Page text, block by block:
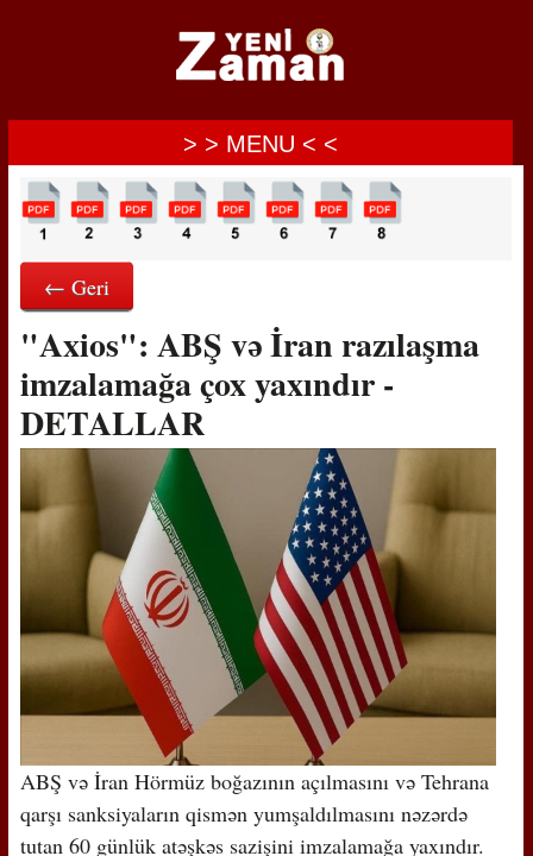
> > MENU < <
← Geri
"Axios": ABŞ və İran razılaşma
imzalamağa çox yaxındır -
DETALLAR
ABŞ və İran Hörmüz boğazının açılmasını və Tehrana
qarşı sanksiyaların qismən yumşaldılmasını nəzərdə
tutan 60 günlük atəşkəs sazişini imzalamağa yaxındır.